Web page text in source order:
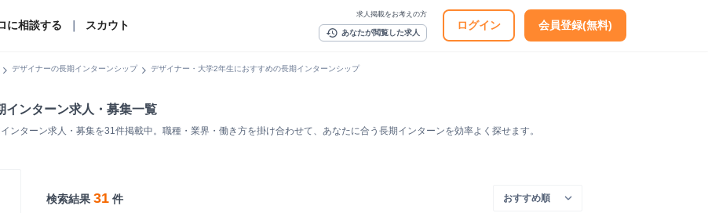
に相談する スカウト
求人掲載をお考えの方
history あなたが閲覧した求人
ログイン 会員登録(無料)
chevron_right デザイナーの長期インターンシップchevron_right デザイナー・大学2年生におすすめの長期インターンシップ
インターン求人・募集一覧
ンターン求人・募集を31件掲載中。職種・業界・働き方を掛け合わせて、あなたに合う長期インターンを効率よく探せます。
検索結果31 件